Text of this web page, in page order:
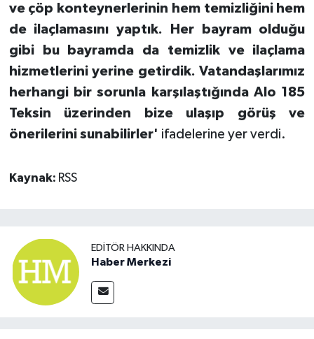
ve çöp konteynerlerinin hem temizliğini hem
de ilaçlamasını yaptık. Her bayram olduğu
gibi bu bayramda da temizlik ve ilaçlama
hizmetlerini yerine getirdik. Vatandaşlarımız
herhangi bir sorunla karşılaştığında Alo 185
Teksin üzerinden bize ulaşıp görüş ve
önerilerini sunabilirler' ifadelerine yer verdi.
Kaynak: RSS
EDITÖR HAKKINDA
Haber Merkezi